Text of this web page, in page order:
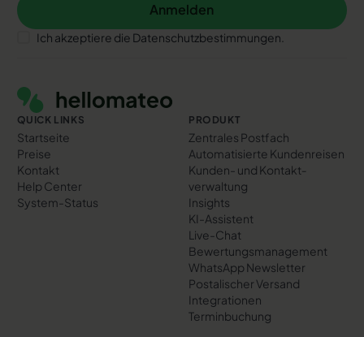
Anmelden
Anmelden
Ich akzeptiere die Datenschutzbestimmungen.
QUICK LINKS
Startseite
Preise
Kontakt
Help Center
System-Status
PRODUKT
Zentrales Postfach
Automatisierte Kundenreisen
Kunden- und Kontakt­
verwaltung
Insights
KI-Assistent
Live-Chat
Bewertungs­management
WhatsApp Newsletter
Postalischer Versand
Integrationen
Terminbuchung